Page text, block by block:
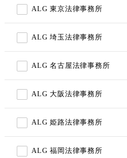
ALG 東京法律事務所
ALG 埼玉法律事務所
ALG 名古屋法律事務所
ALG 大阪法律事務所
ALG 姫路法律事務所
ALG 福岡法律事務所